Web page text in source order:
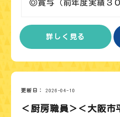
◎賞与（前年度実績３
詳しく見る
更新日 2026-04-10
＜厨房職員＞＜大阪